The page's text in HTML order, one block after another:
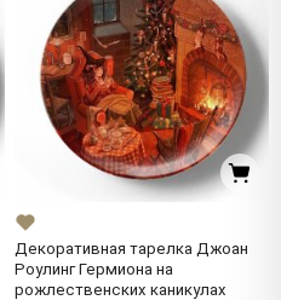
Декоративная тарелка Джоан
Роулинг Гермиона на
рожлественских каникулах